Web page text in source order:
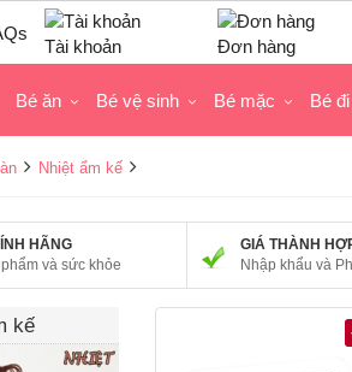
Tài khoản Đơn hàng
Bé ăn Bé vệ sinh Bé mặc Bé
Nhiệt ẩm kế
HÃNG
và sức khỏe
GIÁ THÀNH
Nhập khẩu và
kế